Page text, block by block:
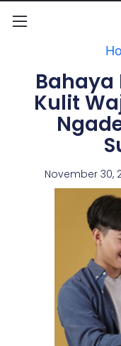
Bahaya
Kulit
November 30,